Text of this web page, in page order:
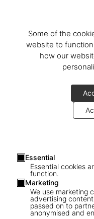
Some of the
website to
how our
Essential
Essential cookies
function.
Marketing
We use marketing
advertising
passed on to
anonymised and